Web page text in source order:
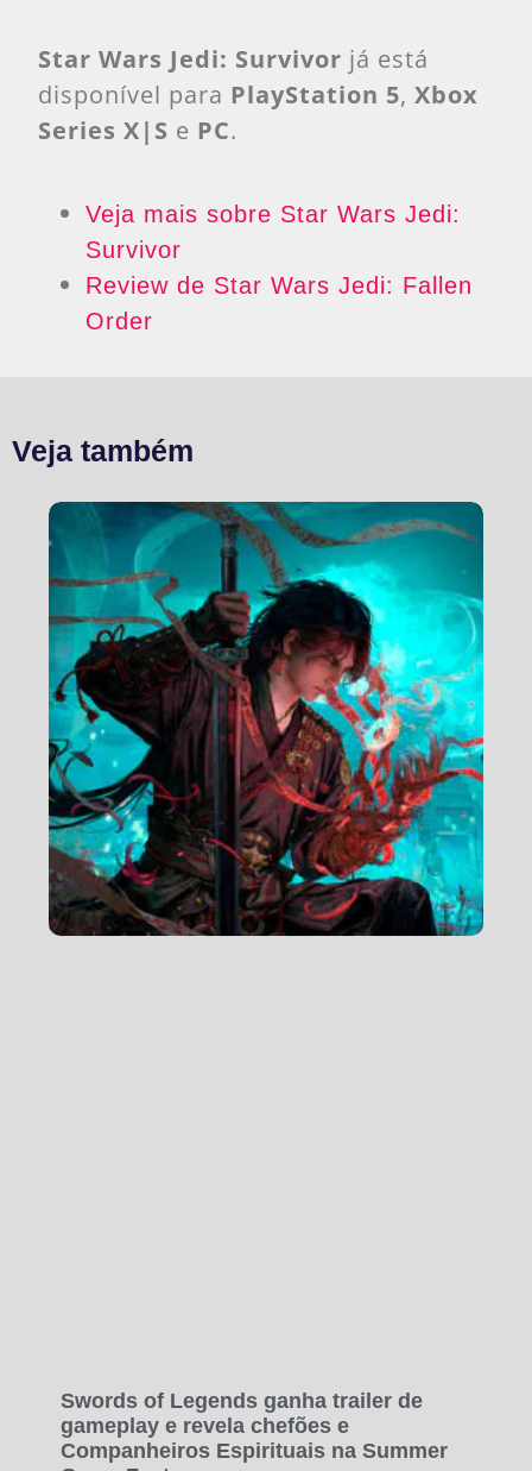
Star Wars Jedi: Survivor já está
disponível para PlayStation 5, Xbox
Series X|S e PC.
Veja mais sobre Star Wars Jedi:
Survivor
Review de Star Wars Jedi: Fallen
Order
Veja também
Swords of Legends ganha trailer de
gameplay e revela chefões e
Companheiros Espirituais na Summer